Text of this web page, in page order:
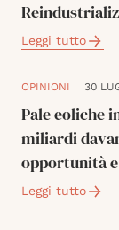
Leggi tutto
OPINIONI 30
Pale eoliche
miliardi
opportunità
Leggi tutto